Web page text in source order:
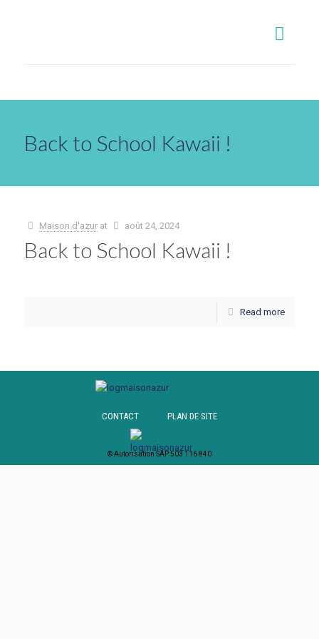
Back to School Kawaii !
Maison d'azur at août 24, 2024
Back to School Kawaii !
Read more
CONTACT PLAN DE SITE
© Autorisation SAP 503 116 840